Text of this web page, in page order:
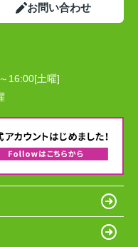
お問い合わせ
16:00[土曜]